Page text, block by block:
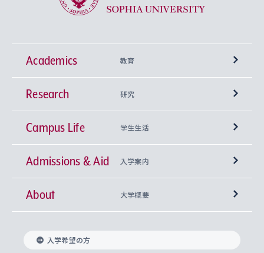
Academics 教育
学部
神学部
文学部
総合人間科学部
興味から学科を探す
上智大学の全学共通教育
基盤教育センター
キリスト教人間学
上智大学の語学教育
言語教育研究センター
上智大学のグローバル教育
Research 研究
研究所 等
キリスト教文化研究所
中世思想研究所
Sophia Open Research Weeks (SORW)
産官学連携
知的財産
Campus Life 学生生活
学期区分と授業時間割
課外活動
課外教育プログラム
グローバルな学びのコミュニティ
Admissions & Aid 入学案内
上智大学で取得できる学位
入れの方針）
About 大学概要
理事長・学長メッセージ
入学希望の方